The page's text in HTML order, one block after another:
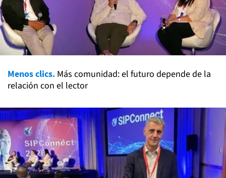
Menos clics. Más comunidad: el futuro depende de la
relación con el lector